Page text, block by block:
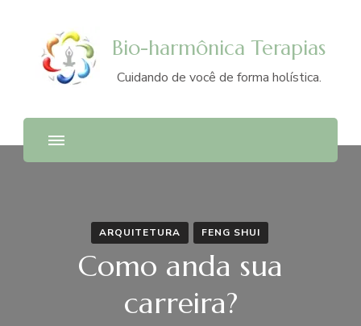
Bio-harmônica Terapias
Cuidando de você de forma holística.
ARQUITETURA FENG SHUI
Como anda sua
carreira?